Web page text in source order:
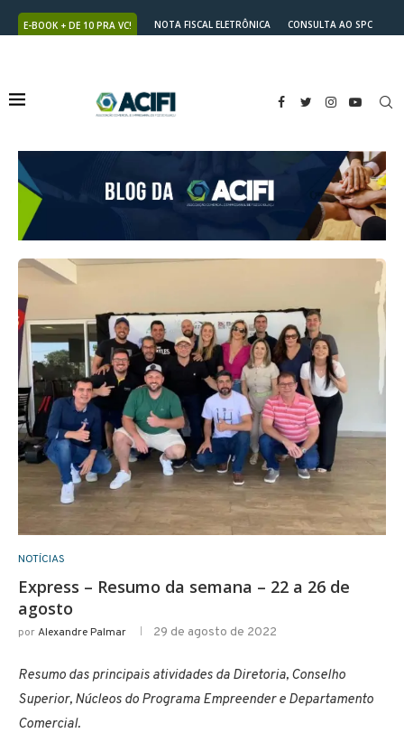
E-BOOK + DE 10 PRA VC! NOTA FISCAL ELETRÔNICA
CONSULTA AO SPC
NOTÍCIAS
Express – Resumo da semana – 22 a 26 de
agosto
porAlexandre Palmar 29 de agosto de 2022
Resumo das principais atividades da Diretoria, Conselho
Superior, Núcleos do Programa Empreender e Departamento
Comercial.